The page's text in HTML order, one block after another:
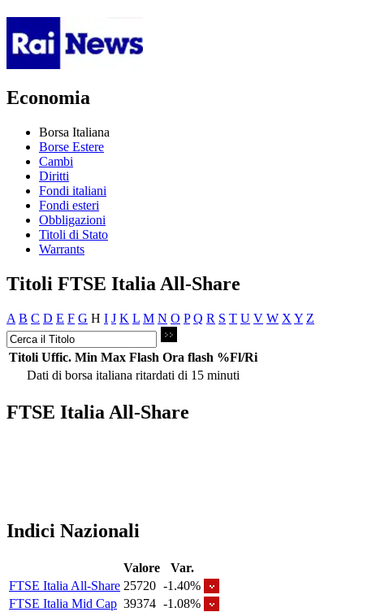
Economia
Borsa Italiana
Borse Estere
Cambi
Diritti
Fondi italiani
Fondi esteri
Obbligazioni
Titoli di Stato
Warrants
Titoli FTSE Italia All-Share
A B C D E F G H I J K L M N O P Q R S T U V W X Y Z
Titoli Uffic. Min Max Flash Ora flash %Fl/Ri
Dati di borsa italiana ritardati di 15 minuti
FTSE Italia All-Share
Indici Nazionali
Valore
Var.
FTSE Italia All-Share 25720 -1.40%
FTSE Italia Mid Cap 39374 -1.08%